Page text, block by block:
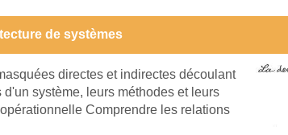
de systèmes
directes et indirectes découlant
système, leurs méthodes et leurs
Comprendre les relations